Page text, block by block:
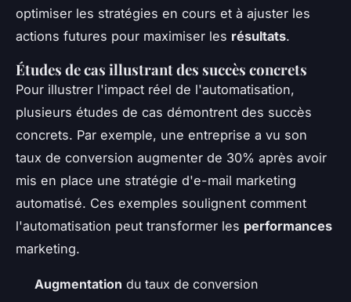
optimiser les stratégies en cours et à ajuster les
actions futures pour maximiser les résultats.
Études de cas illustrant des succès concrets
Pour illustrer l'impact réel de l'automatisation,
plusieurs études de cas démontrent des succès
concrets. Par exemple, une entreprise a vu son
taux de conversion augmenter de 30% après avoir
mis en place une stratégie d'e-mail marketing
automatisé. Ces exemples soulignent comment
l'automatisation peut transformer les performances
marketing.
Augmentation du taux de conversion